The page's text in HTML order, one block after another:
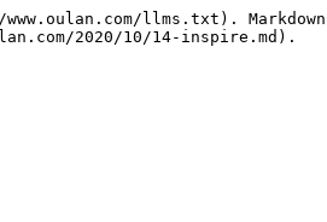
llms.txt).
2020/10/14-inspire.md).